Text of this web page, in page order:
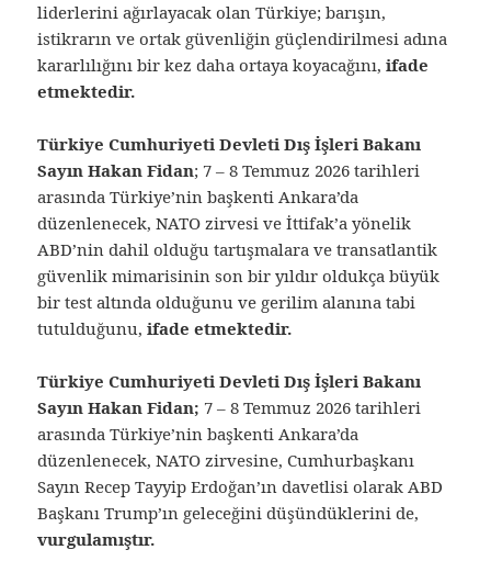
liderlerini ağırlayacak olan Türkiye; barışın,
istikrarın ve ortak güvenliğin güçlendirilmesi adına
kararlılığını bir kez daha ortaya koyacağını,ifade
etmektedir.
Türkiye Cumhuriyeti Devleti Dış İşleri Bakanı
Sayın Hakan Fidan; 7 – 8 Temmuz 2026 tarihleri
arasında Türkiye’nin başkenti Ankara’da
düzenlenecek, NATO zirvesi ve İttifak’a yönelik
ABD’nin dahil olduğu tartışmalara ve transatlantik
güvenlik mimarisinin son bir yıldır oldukça büyük
bir test altında olduğunu ve gerilim alanına tabi
tutulduğunu,ifade etmektedir.
Türkiye Cumhuriyeti Devleti Dış İşleri Bakanı
Sayın Hakan Fidan; 7 – 8 Temmuz 2026 tarihleri
arasında Türkiye’nin başkenti Ankara’da
düzenlenecek, NATO zirvesine, Cumhurbaşkanı
Sayın Recep Tayyip Erdoğan’ın davetlisi olarak ABD
Başkanı Trump’ın geleceğini düşündüklerini de,
vurgulamıştır.